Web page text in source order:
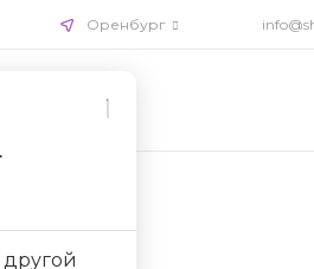
Оренбург
другой